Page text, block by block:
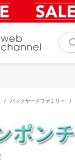
/ バックヤードファミリー /